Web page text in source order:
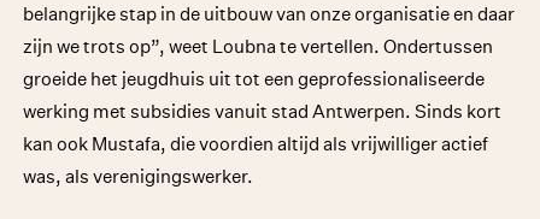
belangrijke stap in de uitbouw van onze organisatie en daar
zijn we trots op”, weet Loubna te vertellen. Ondertussen
groeide het jeugdhuis uit tot een geprofessionaliseerde
werking met subsidies vanuit stad Antwerpen. Sinds kort
kan ook Mustafa, die voordien altijd als vrijwilliger actief
was, als verenigingswerker.